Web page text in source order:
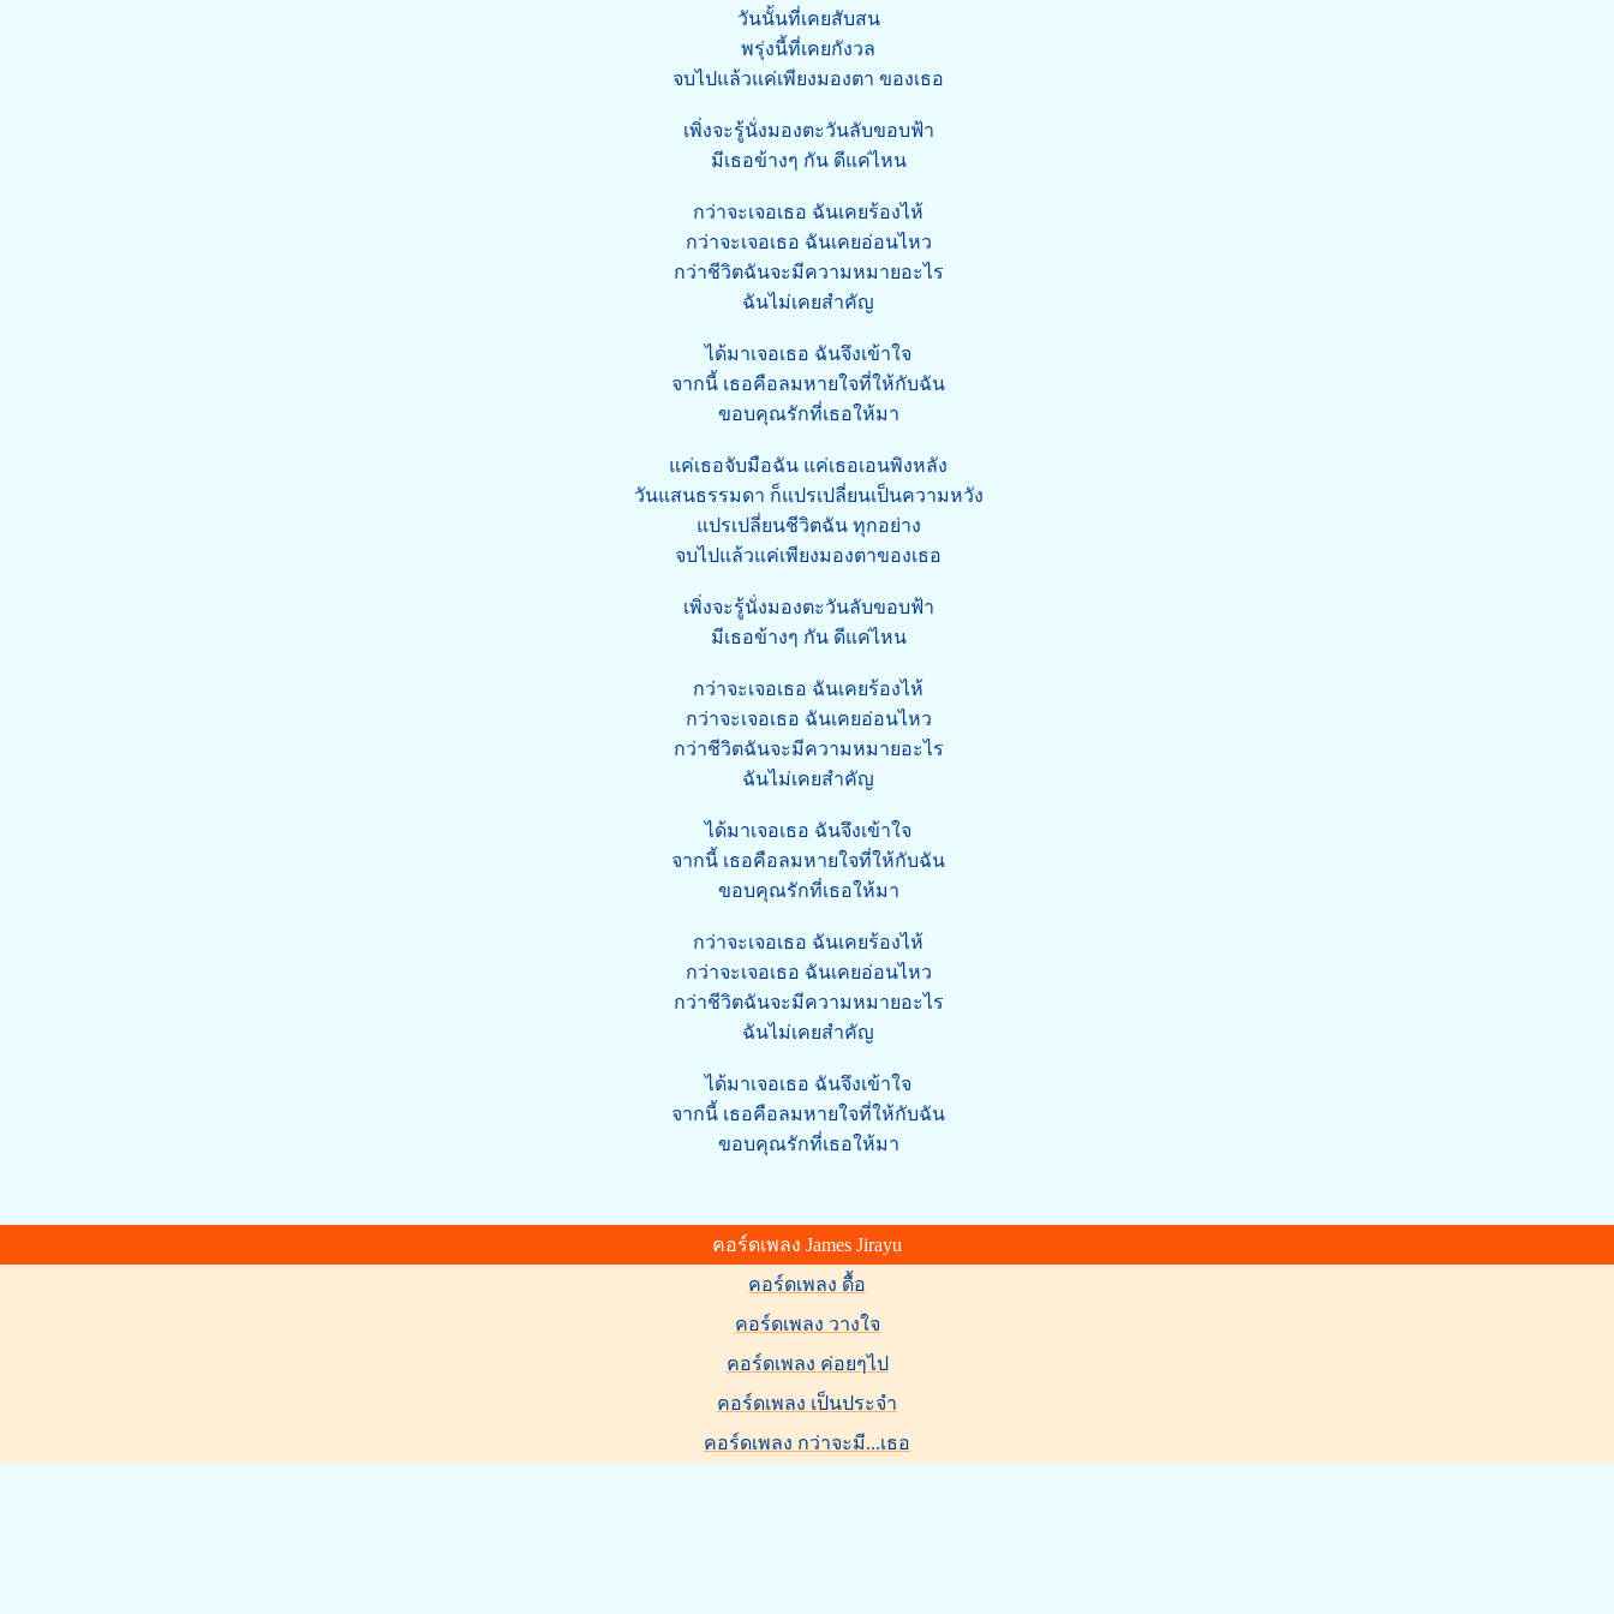
วันนั้นที่เคยสับสน
พรุ่งนี้ที่เคยกังวล
จบไปแล้วแค่เพียงมองตา ของเธอ
เพิ่งจะรู้นั่งมองตะวันลับขอบฟ้า
มีเธอข้างๆ กัน ดีแค่ไหน
กว่าจะเจอเธอ ฉันเคยร้องไห้
กว่าจะเจอเธอ ฉันเคยอ่อนไหว
กว่าชีวิตฉันจะมีความหมายอะไร
ฉันไม่เคยสำคัญ
ได้มาเจอเธอ ฉันจึงเข้าใจ
จากนี้ เธอคือลมหายใจที่ให้กับฉัน
ขอบคุณรักที่เธอให้มา
แค่เธอจับมือฉัน แค่เธอเอนพิงหลัง
วันแสนธรรมดา ก็แปรเปลี่ยนเป็นความหวัง
แปรเปลี่ยนชีวิตฉัน ทุกอย่าง
จบไปแล้วแค่เพียงมองตาของเธอ
เพิ่งจะรู้นั่งมองตะวันลับขอบฟ้า
มีเธอข้างๆ กัน ดีแค่ไหน
กว่าจะเจอเธอ ฉันเคยร้องไห้
กว่าจะเจอเธอ ฉันเคยอ่อนไหว
กว่าชีวิตฉันจะมีความหมายอะไร
ฉันไม่เคยสำคัญ
ได้มาเจอเธอ ฉันจึงเข้าใจ
จากนี้ เธอคือลมหายใจที่ให้กับฉัน
ขอบคุณรักที่เธอให้มา
กว่าจะเจอเธอ ฉันเคยร้องไห้
กว่าจะเจอเธอ ฉันเคยอ่อนไหว
กว่าชีวิตฉันจะมีความหมายอะไร
ฉันไม่เคยสำคัญ
ได้มาเจอเธอ ฉันจึงเข้าใจ
จากนี้ เธอคือลมหายใจที่ให้กับฉัน
ขอบคุณรักที่เธอให้มา
คอร์ดเพลง James Jirayu
คอร์ดเพลง ดื้อ
คอร์ดเพลง วางใจ
คอร์ดเพลง ค่อยๆไป
คอร์ดเพลง เป็นประจำ
คอร์ดเพลง กว่าจะมี...เธอ